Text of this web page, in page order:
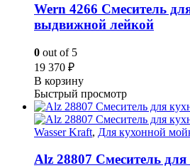
Wern 4266 Смеситель
выдвижной лейкой
0 out of 5
19 370 ₽
В корзину
Быстрый просмотр
Wasser Kraft, Для кухонной
Alz 28807 Смеситель